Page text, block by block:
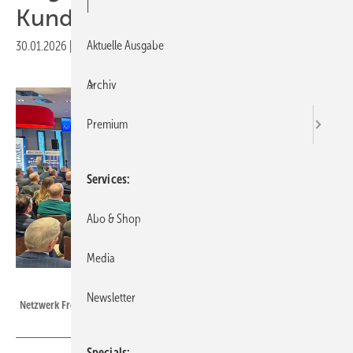
Kundenbegeisterung
30.01.2026 Druckvorschau
Netzwerk Frey fokussiert Anfang 2026 die Vertriebsthemen.
Aktuelle Ausgabe
Archiv
Premium
Services
Abo & Shop
Media
Newsletter